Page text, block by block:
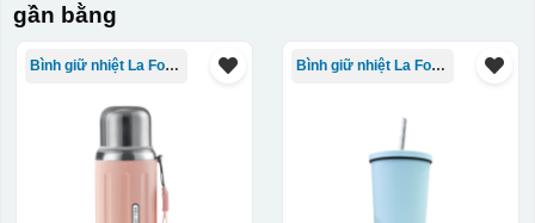
gần bằng
Bình giữ nhiệt La Fonte Bình giữ nhiệt La Fonte